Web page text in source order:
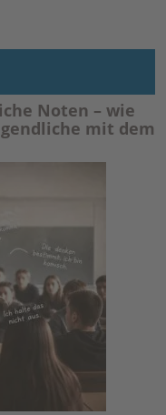
Noten – wie
mit dem